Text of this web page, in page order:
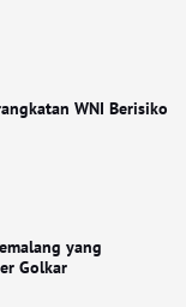
WNI Berisiko
yang
Golkar